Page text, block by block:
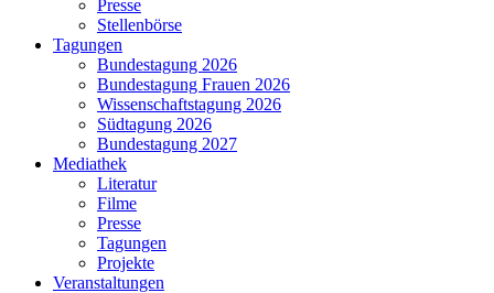
Presse
Stellenbörse
Tagungen
Bundestagung 2026
Bundestagung Frauen 2026
Wissenschaftstagung 2026
Südtagung 2026
Bundestagung 2027
Mediathek
Literatur
Filme
Presse
Tagungen
Projekte
Veranstaltungen